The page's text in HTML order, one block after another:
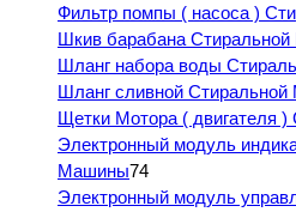
Фильтр помпы ( насоса )
Шкив барабана
Шланг набора воды
Шланг сливной
Щетки Мотора ( двигателя
Электронный модуль
Машины74
Электронный модуль